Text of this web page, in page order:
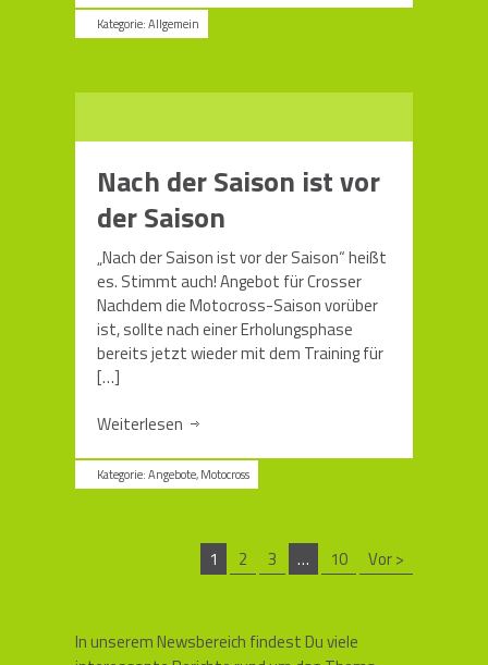
Kategorie:Allgemein
Nach der Saison ist vor
der Saison
„Nach der Saison ist vor der Saison“ heißt
es. Stimmt auch! Angebot für Crosser
Nachdem die Motocross-Saison vorüber
ist, sollte nach einer Erholungsphase
bereits jetzt wieder mit dem Training für
[…]
Weiterlesen
Kategorie:Angebote,Motocross
1 2 3 … 10 Vor >
In unserem Newsbereich findest Du viele